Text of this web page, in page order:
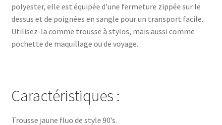
polyester, elle est équipée d’une fermeture zippée sur le
dessus et de poignées en sangle pour un transport facile.
Utilisez-la comme trousse à stylos, mais aussi comme
pochette de maquillage ou de voyage.
Caractéristiques :
Trousse jaune fluo de style 90’s.